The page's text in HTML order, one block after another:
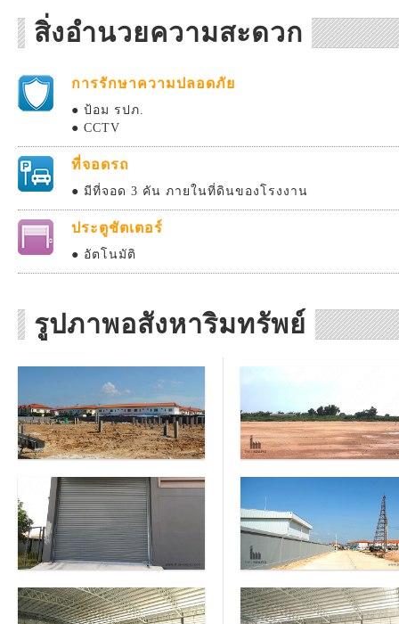
สิ่งอำนวยความสะดวก
การรักษาความปลอดภัย
● ป้อม รปภ.
● CCTV
ที่จอดรถ
● มีที่จอด 3 คัน ภายในที่ดินของโรงงาน
ประตูชัตเตอร์
● อัตโนมัติ
รูปภาพอสังหาริมทรัพย์